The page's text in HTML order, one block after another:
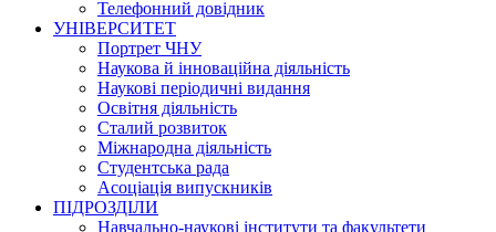
Телефонний довідник
УНІВЕРСИТЕТ
Портрет ЧНУ
Наукова й інноваційна діяльність
Наукові періодичні видання
Освітня діяльність
Сталий розвиток
Міжнародна діяльність
Студентська рада
Асоціація випускників
ПІДРОЗДІЛИ
Навчально-наукові інститути та факультети